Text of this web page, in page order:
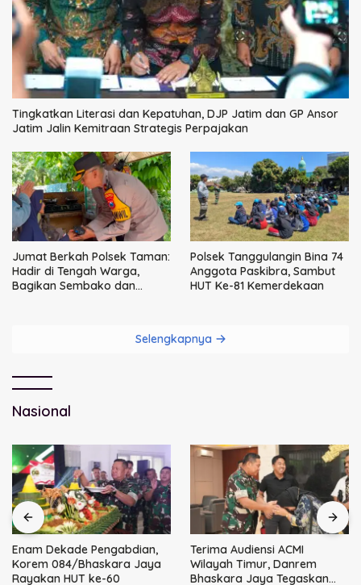
Tingkatkan Literasi dan Kepatuhan, DJP Jatim dan GP Ansor
Jatim Jalin Kemitraan Strategis Perpajakan
Jumat Berkah Polsek Taman:
Hadir di Tengah Warga,
Bagikan Sembako dan
Polsek Tanggulangin Bina 74
Anggota Paskibra, Sambut
HUT Ke-81 Kemerdekaan
Selengkapnya
Nasional
Enam Dekade Pengabdian,
Korem 084/Bhaskara Jaya
Rayakan HUT ke-60
Terima Audiensi ACMI
Wilayah Timur, Danrem
Bhaskara Jaya Tegaskan